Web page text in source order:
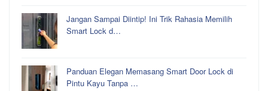
Jangan Sampai Diintip! Ini Trik Rahasia Memilih
Smart Lock d…
Panduan Elegan Memasang Smart Door Lock di
Pintu Kayu Tanpa …